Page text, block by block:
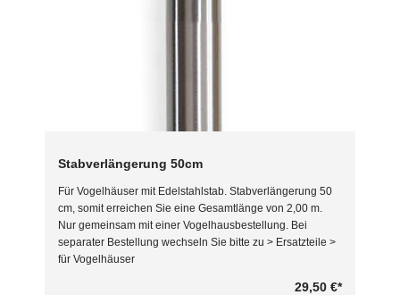
Stabverlängerung 50cm
Für Vogelhäuser mit Edelstahlstab. Stabverlängerung 50
cm, somit erreichen Sie eine Gesamtlänge von 2,00 m.
Nur gemeinsam mit einer Vogelhausbestellung. Bei
separater Bestellung wechseln Sie bitte zu > Ersatzteile >
für Vogelhäuser
29,50 €*